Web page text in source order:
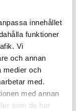
innehållet
funktioner
Vi
och annan
medier och
med.
med annan
som de har